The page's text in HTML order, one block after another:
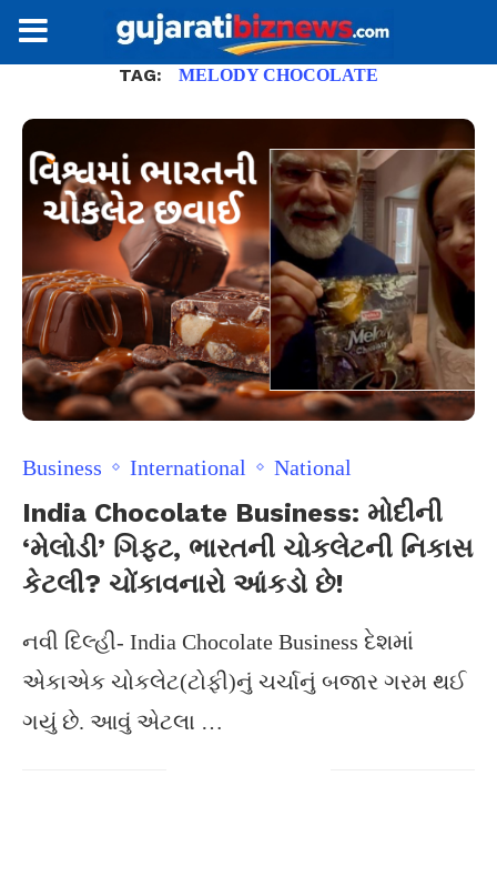
TAG: MELODY CHOCOLATE
Business International National
India Chocolate Business: મોદીની
‘મેલોડી’ ગિફ્ટ, ભારતની ચોકલેટની નિકાસ
કેટલી? ચોંકાવનારો આંકડો છે!
નવી દિલ્હી- India Chocolate Business દેશમાં
એકાએક ચોકલેટ(ટોફી)નું ચર્ચાનું બજાર ગરમ થઈ
ગયું છે. આવું એટલા …